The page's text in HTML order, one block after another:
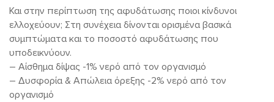
Και στην περίπτωση της αφυδάτωσης ποιοι κίνδυνοι
ελλοχεύουν; Στη συνέχεια δίνονται ορισμένα βασικά
συμπτώματα και το ποσοστό αφυδάτωσης που
υποδεικνύουν.
– Αίσθημα δίψας -1% νερό από τον οργανισμό
– Δυσφορία & Απώλεια όρεξης -2% νερό από τον
οργανισμό